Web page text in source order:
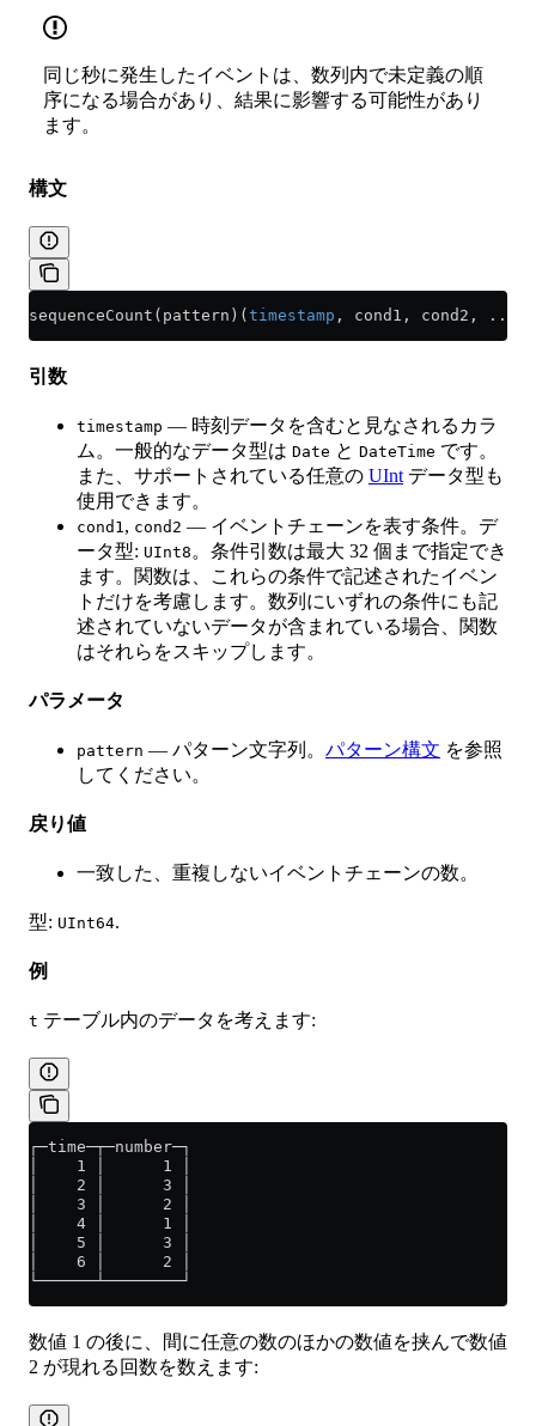
同じ秒に発生したイベントは、数列内で未定義の順
序になる場合があり、結果に影響する可能性があり
ます。
構文
sequenceCount(pattern)( timestamp , cond1, cond2, ...)
引数
timestamp — 時刻データを含むと見なされるカラ
ム。一般的なデータ型は Date と DateTime です。
また、サポートされている任意の UInt データ型も
使用できます。
cond1 , cond2 — イベントチェーンを表す条件。デ
ータ型: UInt8 。条件引数は最大 32 個まで指定でき
ます。関数は、これらの条件で記述されたイベン
トだけを考慮します。数列にいずれの条件にも記
述されていないデータが含まれている場合、関数
はそれらをスキップします。
パラメータ
pattern — パターン文字列。 パターン構文 を参照
してください。
戻り値
一致した、重複しないイベントチェーンの数。
型: UInt64.
例
t テーブル内のデータを考えます:
┌─time─┬─number─┐
│    1 │      1 │
│    2 │      3 │
│    3 │      2 │
│    4 │      1 │
│    5 │      3 │
│    6 │      2 │
└──────┴────────┘
数値 1 の後に、間に任意の数のほかの数値を挟んで数値
2 が現れる回数を数えます: